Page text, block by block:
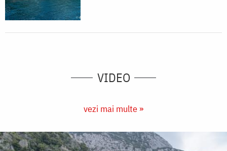
VIDEO
vezi mai multe »